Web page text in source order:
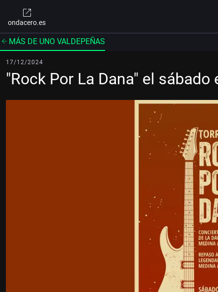
ondacero.es
MÁS DE UNO VALDEPEÑAS
17/12/2024
"Rock Por La Dana" el sábado